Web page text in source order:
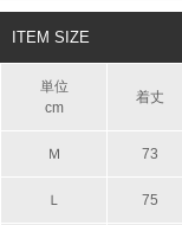
ITEM SIZE
単位
cm
着丈
Ｍ 73
Ｌ 75